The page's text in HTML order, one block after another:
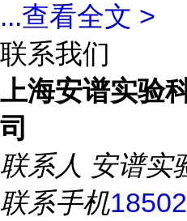
...查看全文 >
联系我们
上海安谱实验
司
联系人 安谱实
联系手机